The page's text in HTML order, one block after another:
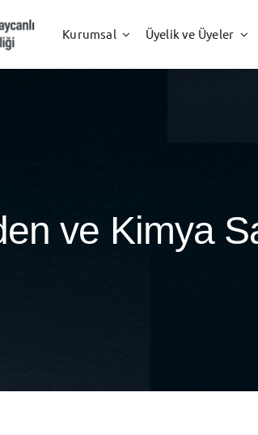
Kurumsal Üyelik ve Üyeler
ve Kimya